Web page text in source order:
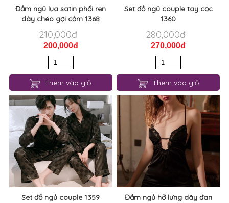
Thêm vào giỏ Thêm vào giỏ
Đầm ngủ lụa satin phối ren
dây chéo gợi cảm 1368
210,000đ
200,000đ
Set đồ ngủ couple tay cọc
1360
280,000đ
270,000đ